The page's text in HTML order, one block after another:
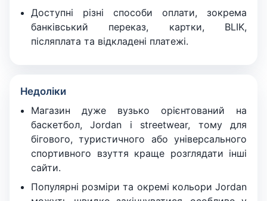
Доступні різні способи оплати, зокрема
банківський переказ, картки, BLIK,
післяплата та відкладені платежі.
Недоліки
Магазин дуже вузько орієнтований на
баскетбол, Jordan і streetwear, тому для
бігового, туристичного або універсального
спортивного взуття краще розглядати інші
сайти.
Популярні розміри та окремі кольори Jordan